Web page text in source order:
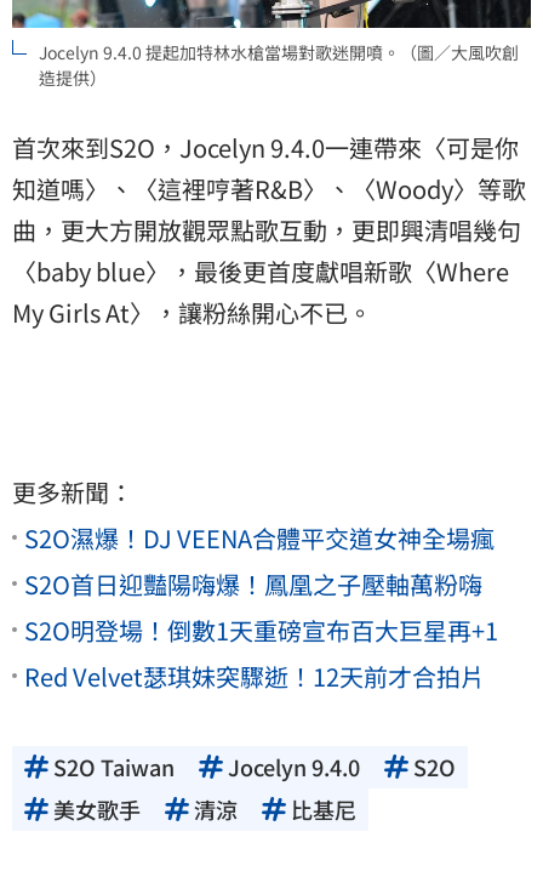
Jocelyn 9.4.0 提起加特林水槍當場對歌迷開噴。（圖／大風吹創
造提供）
首次來到S2O，Jocelyn 9.4.0一連帶來〈可是你
知道嗎〉、〈這裡哼著R&B〉、〈Woody〉等歌
曲，更大方開放觀眾點歌互動，更即興清唱幾句
〈baby blue〉，最後更首度獻唱新歌〈Where
My Girls At〉，讓粉絲開心不已。
更多新聞：
S2O濕爆！DJ VEENA合體平交道女神全場瘋
S2O首日迎豔陽嗨爆！鳳凰之子壓軸萬粉嗨
S2O明登場！倒數1天重磅宣布百大巨星再+1
Red Velvet瑟琪妹突驟逝！12天前才合拍片
S2O Taiwan Jocelyn 9.4.0
S2O
美女歌手
清涼 比基尼